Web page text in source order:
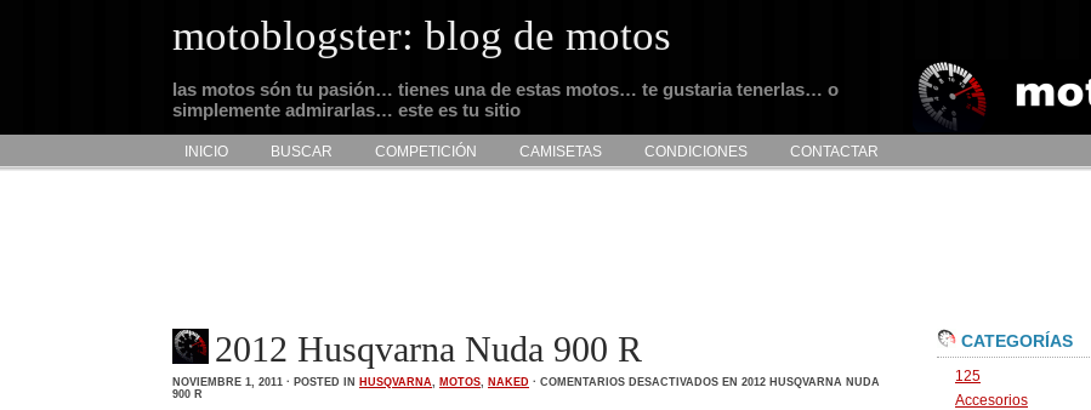
motoblogster: blog de motos
las motos són tu pasión… tienes una de estas motos… te gustaria tenerlas… o
simplemente admirarlas… este es tu sitio
INICIO BUSCAR COMPETICIÓN CAMISETAS CONDICIONES CONTACTAR
2012 Husqvarna Nuda 900 R
NOVIEMBRE 1, 2011 · POSTED IN HUSQVARNA, MOTOS, NAKED · COMENTARIOS DESACTIVADOS EN 2012 HUSQVARNA NUDA
900 R
CATEGORÍAS
125
Accesorios